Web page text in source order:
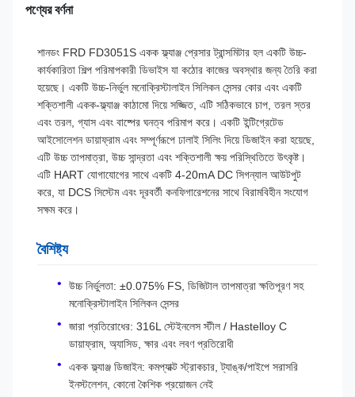
পণ্যের বর্ণনা
শানডং FRD FD3051S একক ফ্ল্যাঞ্জ প্রেসার ট্রান্সমিটার হল একটি উচ্চ-
কার্যকারিতা শিল্প পরিমাপকারী ডিভাইস যা কঠোর কাজের অবস্থার জন্য তৈরি করা
হয়েছে। একটি উচ্চ-নির্ভুল মনোক্রিস্টালাইন সিলিকন সেন্সর কোর এবং একটি
শক্তিশালী একক-ফ্ল্যাঞ্জ কাঠামো দিয়ে সজ্জিত, এটি সঠিকভাবে চাপ, তরল স্তর
এবং তরল, গ্যাস এবং বাষ্পের ঘনত্ব পরিমাপ করে। একটি ইন্টিগ্রেটেড
আইসোলেশন ডায়াফ্রাম এবং সম্পূর্ণরূপে ঢালাই সিলিং দিয়ে ডিজাইন করা হয়েছে,
এটি উচ্চ তাপমাত্রা, উচ্চ সান্দ্রতা এবং শক্তিশালী ক্ষয় পরিস্থিতিতে উৎকৃষ্ট।
এটি HART যোগাযোগের সাথে একটি 4-20mA DC সিগন্যাল আউটপুট
করে, যা DCS সিস্টেম এবং দূরবর্তী কনফিগারেশনের সাথে বিরামবিহীন সংযোগ
সক্ষম করে।
বৈশিষ্ট্য
উচ্চ নির্ভুলতা: ±0.075% FS, ডিজিটাল তাপমাত্রা ক্ষতিপূরণ সহ
মনোক্রিস্টালাইন সিলিকন সেন্সর
জারা প্রতিরোধের: 316L স্টেইনলেস স্টীল / Hastelloy C
ডায়াফ্রাম, অ্যাসিড, ক্ষার এবং লবণ প্রতিরোধী
একক ফ্ল্যাঞ্জ ডিজাইন: কমপ্যাক্ট স্ট্রাকচার, ট্যাঙ্ক/পাইপে সরাসরি
ইনস্টলেশন, কোনো কৈশিক প্রয়োজন নেই